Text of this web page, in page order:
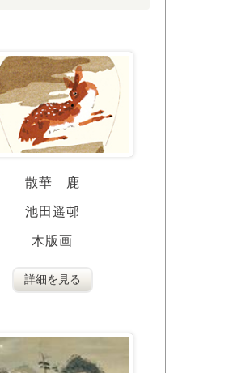
散華 鹿
池田遥邨
木版画
詳細を見る